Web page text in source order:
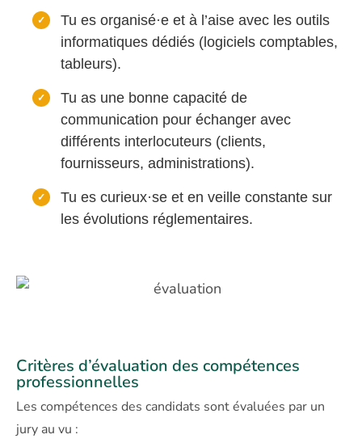
Tu es organisé·e et à l’aise avec les outils
informatiques dédiés (logiciels comptables,
tableurs).
Tu as une bonne capacité de
communication pour échanger avec
différents interlocuteurs (clients,
fournisseurs, administrations).
Tu es curieux·se et en veille constante sur
les évolutions réglementaires.
Critères d’évaluation des compétences
professionnelles
Les compétences des candidats sont évaluées par un
jury au vu :